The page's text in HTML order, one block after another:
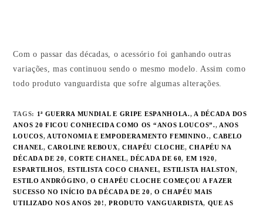
Com o passar das décadas, o acessório foi ganhando outras
variações, mas continuou sendo o mesmo modelo. Assim como
todo produto vanguardista que sofre algumas alterações.
TAGS: 1ª GUERRA MUNDIAL E GRIPE ESPANHOLA., A DÉCADA DOS
ANOS 20 FICOU CONHECIDA COMO OS “ANOS LOUCOS”., ANOS
LOUCOS, AUTONOMIA E EMPODERAMENTO FEMININO., CABELO
CHANEL, CAROLINE REBOUX, CHAPÉU CLOCHE, CHAPÉU NA
DÉCADA DE 20, CORTE CHANEL, DÉCADA DE 60, EM 1920,
ESPARTILHOS, ESTILISTA COCO CHANEL, ESTILISTA HALSTON,
ESTILO ANDRÓGINO, O CHAPÉU CLOCHE COMEÇOU A FAZER
SUCESSO NO INÍCIO DA DÉCADA DE 20, O CHAPÉU MAIS
UTILIZADO NOS ANOS 20!, PRODUTO VANGUARDISTA, QUE AS